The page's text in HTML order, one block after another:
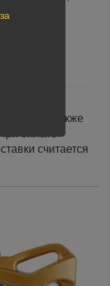
России
или
а также
оплате
считается